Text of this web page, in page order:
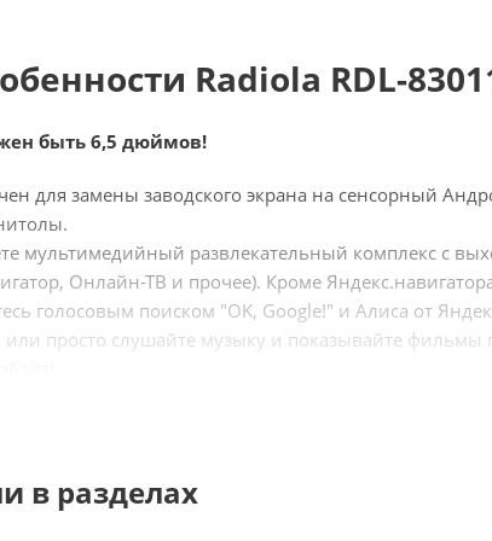
Radiola RDL-
быть 6,5 дюймов!
для замены заводского экрана на сенсорный
мультимедийный развлекательный комплекс с
Онлайн-ТВ и прочее). Кроме
голосовым поиском "OK, Google!" и Алиса от
просто слушайте музыку и показывайте фильмы
разъемам автомобиля (Pin to Pin).
системы автомобиля сохраняются.
в разделах